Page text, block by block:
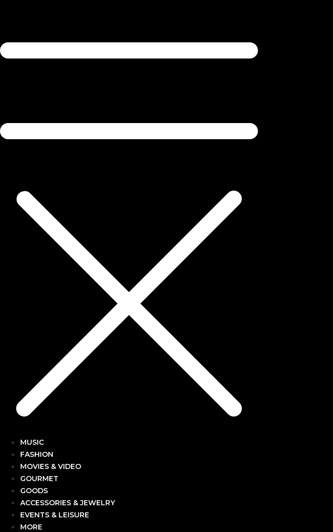
MUSIC
FASHION
MOVIES & VIDEO
GOURMET
GOODS
ACCESSORIES & JEWELRY
EVENTS & LEISURE
MORE